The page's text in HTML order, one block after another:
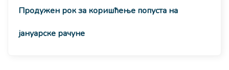
Продужен рок за коришћење попуста на
јануарске рачуне